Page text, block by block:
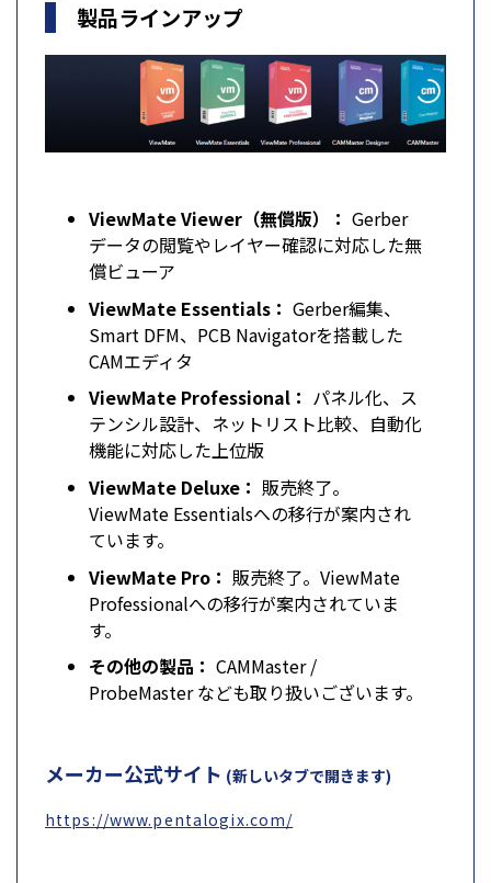
製品ラインアップ
ViewMate Viewer（無償版）： Gerber
データの閲覧やレイヤー確認に対応した無
償ビューア
ViewMate Essentials： Gerber編集、
Smart DFM、PCB Navigatorを搭載した
CAMエディタ
ViewMate Professional： パネル化、ス
テンシル設計、ネットリスト比較、自動化
機能に対応した上位版
ViewMate Deluxe： 販売終了。
ViewMate Essentialsへの移行が案内され
ています。
ViewMate Pro： 販売終了。ViewMate
Professionalへの移行が案内されていま
す。
その他の製品： CAMMaster /
ProbeMaster なども取り扱いございます。
メーカー公式サイト (新しいタブで開きます)
https://www.pentalogix.com/